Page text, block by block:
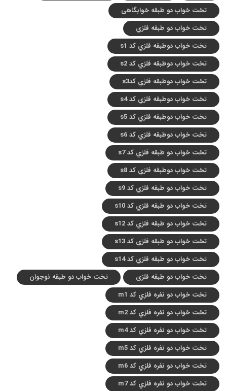
تخت خواب دو طبقه خوابگاهی
تخت خواب دو طبقه فلزي
تخت خواب دوطبقه فلزي کد s1
تخت خواب دوطبقه فلزي کد s2
تخت خواب دوطبقه فلزي کدs3
تخت خواب دوطبقه فلزي کد s4
تخت خواب دوطبقه فلزي کد s5
تخت خواب دوطبقه فلزي کد s6
تخت خواب دو طبقه فلزي کد s7
تخت خواب دوطبقه فلزي کد s8
تخت خواب دو طبقه فلزي کد s9
تخت خواب دو طبقه فلزي کد s10
تخت خواب دو طبقه فلزي کد s12
تخت خواب دو طبقه فلزي کد s13
تخت خواب دو طبقه فلزي کد s14
تخت خواب دو طبقه فلزی
تخت خواب دو طبقه نوجوان
تخت خواب دو نفره فلزي کد m1
تخت خواب دو نفره فلزي کد m2
تخت خواب دو نفره فلزي کد m4
تخت خواب دو نفره فلزي کد m5
تخت خواب دو نفره فلزي کد m6
تخت خواب دو نفره فلزي کد m7